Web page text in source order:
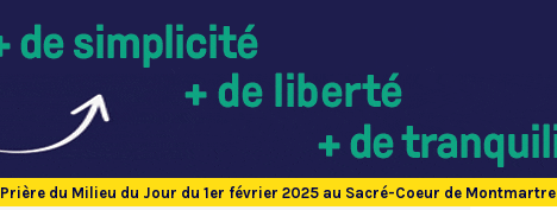
Prière du Milieu du Jour du 1er février 2025 au Sacré-Coeur de Montmartre